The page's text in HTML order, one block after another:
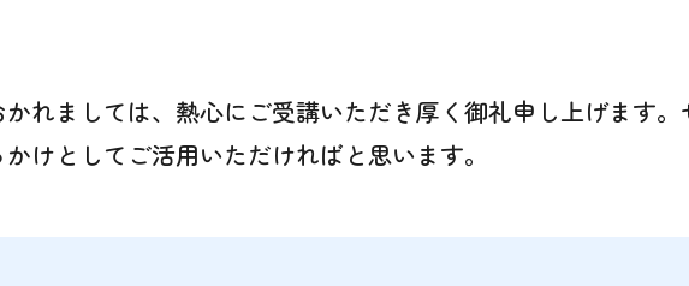
れましては、熱心にご受講いただき厚く御礼申し上げます
けとしてご活用いただければと思います。